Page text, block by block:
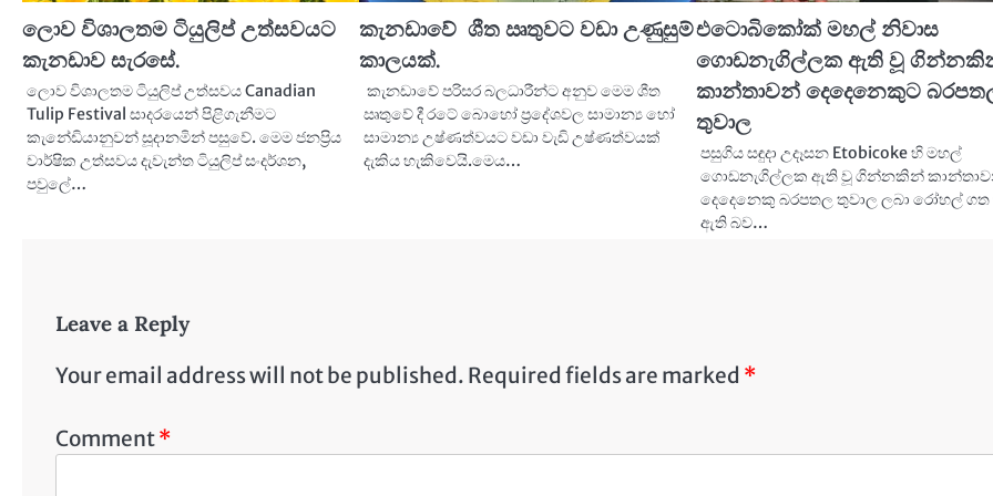
ලොව විශාලතම ටියුලිප් උත්සවයට
කැනඩාව සැරසේ.
ලොව විශාලතම ටියුලිප් උත්සවය Canadian
Tulip Festival සාදරයෙන් පිළිගැනීමට
කැනේඩියානුවන් සූදානමින් පසුවේ. මෙම ජනප්‍රිය
වාර්ෂික උත්සවය දැවැන්ත ටියුලිප් සංදර්ශන,
පවුලේ…
කැනඩාවේ ශීත ඍතුවට වඩා උණුසුම්
කාලයක්.
කැනඩාවේ පරිසර බලධාරීන්ට අනුව මෙම ශීත
ඍතුවේ දී රටේ බොහෝ ප්‍රදේශවල සාමාන්‍ය හෝ
සාමාන්‍ය උෂ්ණත්වයට වඩා වැඩි උෂ්ණත්වයක්
දැකිය හැකිවෙයි.මෙය…
එටොබිකෝක් මහල් නිවාස
ගොඩනැගිල්ලක ඇති වූ
කාන්තාවන් දෙදෙනෙකුට
තුවාල
පසුගිය සඳුදා උදෑසන Etobicoke හි මහල්
ගොඩනැගිල්ලක ඇති වූ ගින්නකින්
දෙදෙනෙකු බරපතල තුවාල ලබා රෝහල්
ඇති බව…
Leave a Reply
Your email address will not be published. Required fields are marked *
Comment*